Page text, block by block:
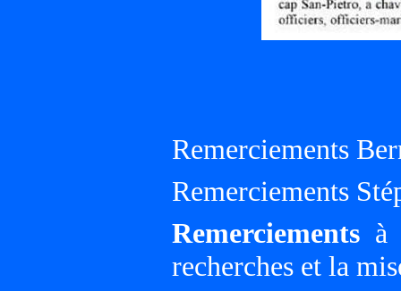
Remerciements
Remerciements
Remerciements à
recherches et la